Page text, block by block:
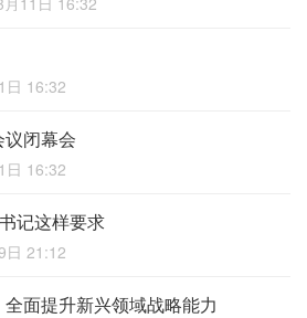
日 16:32
闭幕会
日 16:32
记这样要求
日 21:12
面提升新兴领域战略能力